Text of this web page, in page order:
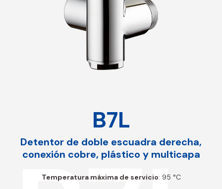
B7L
Detentor de doble escuadra derecha,
conexión cobre, plástico y multicapa
Temperatura máxima de servicio: 95 °C